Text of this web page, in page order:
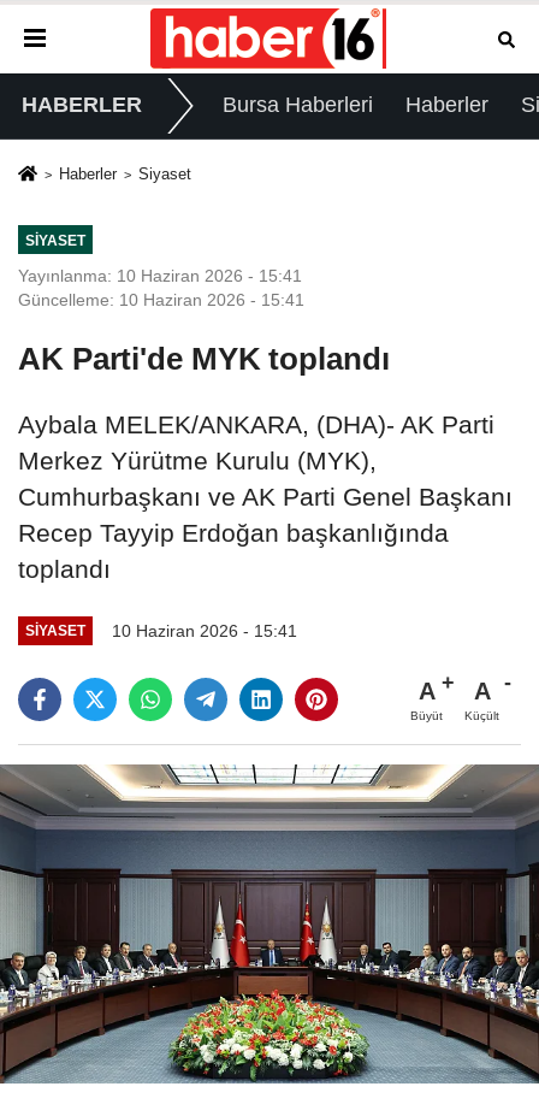
HABERLER Bursa Haberleri Haberler
Haberler Siyaset
SIYASET
Yayınlanma: 10 Haziran 2026 - 15:41
Güncelleme: 10 Haziran 2026 - 15:41
AK Parti'de MYK toplandı
Aybala MELEK/ANKARA, (DHA)- AK Parti
Merkez Yürütme Kurulu (MYK),
Cumhurbaşkanı ve AK Parti Genel Başkanı
Recep Tayyip Erdoğan başkanlığında
toplandı
SIYASET 10 Haziran 2026 - 15:41
A
Büyüt
A
Küçült